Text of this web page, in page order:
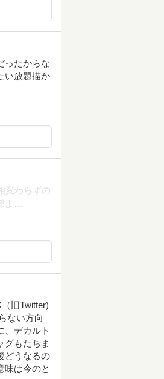
ったからな
い放題描か
変わらずの
よ…
旧Twitter)
ない方向
、デカルト
グもたちま
どうなるの
味は今のと